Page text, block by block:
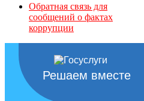
Обратная связь для
сообщений о фактах
коррупции
Решаем вместе